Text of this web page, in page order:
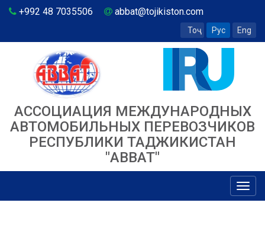
+992 48 7035506 abbat@tojikiston.com
Тоҷ Рус Eng
АССОЦИАЦИЯ МЕЖДУНАРОДНЫХ
АВТОМОБИЛЬНЫХ ПЕРЕВОЗЧИКОВ
РЕСПУБЛИКИ ТАДЖИКИСТАН
"ABBAT"